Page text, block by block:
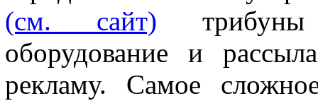
(см. сайт) трибуны
оборудование и
рекламу. Самое